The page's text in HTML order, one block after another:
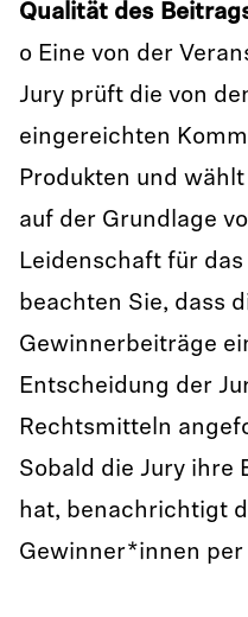
Qualität des
o Eine von der
Jury prüft die von
eingereichten
Produkten und
auf der Grundlage
Leidenschaft für
beachten Sie, dass
Gewinnerbeiträge
Entscheidung der
Rechtsmitteln
Sobald die Jury ihre
hat, benachrichtigt
Gewinner*innen per